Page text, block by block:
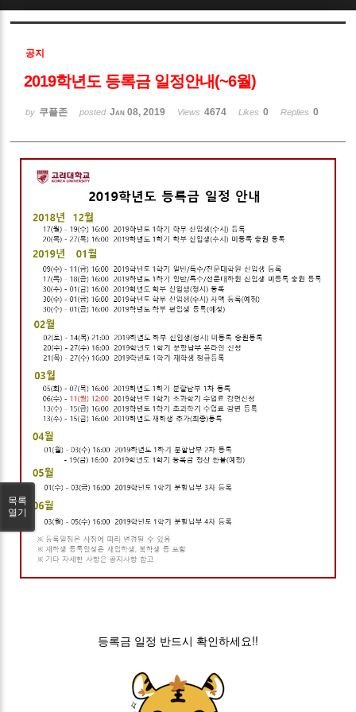
공지
2019학년도 등록금 일정안내(~6월)
by 쿠플존 posted Jan 08, 2019 Views 4674 Likes 0 Replies 0
​​등록금 일정 반드시 확인하세요!!
목록
열기
Sketchbook5, 스케치북5
Sketchbook5, 스케치북5